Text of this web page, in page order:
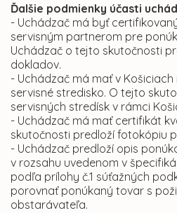
Ďalšie podmienky účasti
- Uchádzač má byť
servisným partnerom pre
Uchádzač o tejto skutočnosti
dokladov.
- Uchádzač má mať v
servisné stredisko. O tejto
servisných stredísk v rámci
- Uchádzač má mať certifikát
skutočnosti predloží fotokópiu
- Uchádzač predloží opis
v rozsahu uvedenom v
podľa prílohy č.1 súťažných
porovnať ponúkaný tovar s
obstarávateľa.